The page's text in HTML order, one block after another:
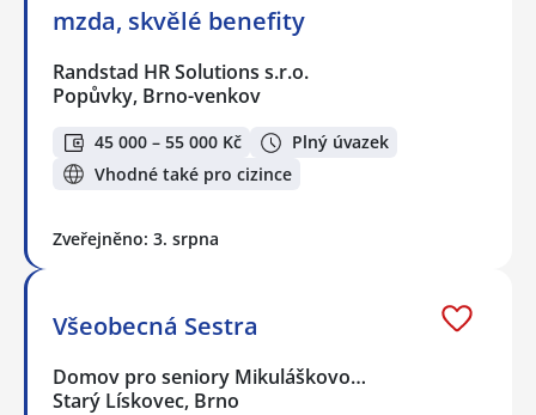
mzda, skvělé benefity
Randstad HR Solutions s.r.o.
Popůvky, Brno-venkov
45 000 – 55 000 Kč
Plný úvazek
Vhodné také pro cizince
Zveřejněno: 3. srpna
Všeobecná Sestra
Domov pro seniory Mikuláškovo…
Starý Lískovec, Brno